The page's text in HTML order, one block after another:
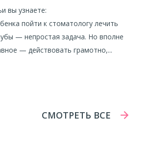
вы узнаете:
пойти к стоматологу лечить
— непростая задача. Но вполне
— действовать грамотно,...
СМОТРЕТЬ ВСЕ
вы узнаете:
пойти к стоматологу лечить
— непростая задача. Но вполне
— действовать грамотно,...
СМОТРЕТЬ ВСЕ